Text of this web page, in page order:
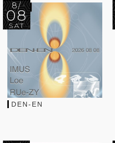
8/
08
SAT
DEN-EN